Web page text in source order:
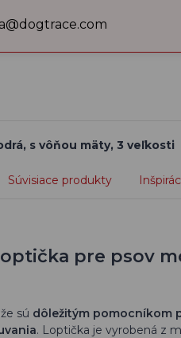
s vôňou mäty, 3 veľkosti
Súvisiace produkty
pre psov
sú dôležitým pomocníkom
. Loptička je vyrobená z